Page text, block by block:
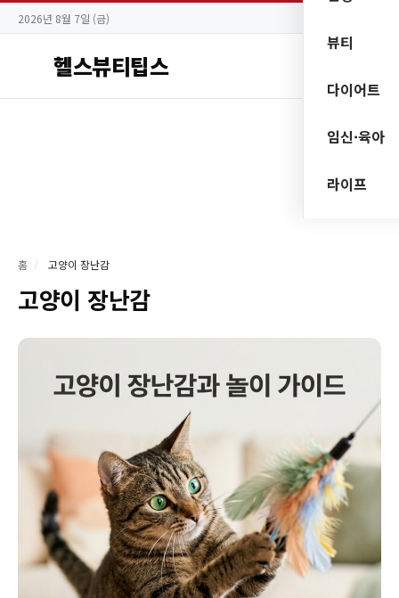
2026년 8월 7일 (금)
헬스뷰티팁스
뷰티
다이어트
임신·육아
라이프
홈 / 고양이 장난감
고양이 장난감